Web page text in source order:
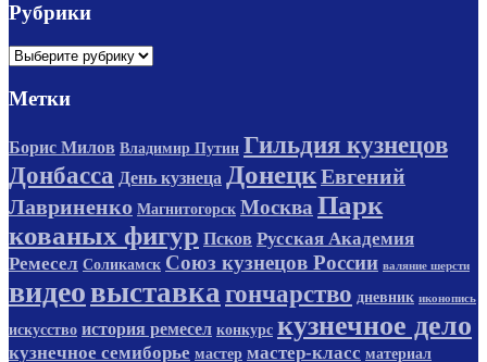
Рубрики
Рубрики
Метки
Борис Милов Владимир Путин Гильдия кузнецов
Донбасса День кузнеца ДонецкЕвгений
Лавриненко Магнитогорск Москва Парк
кованых фигур Псков Русская Академия
Ремесел Соликамск Союз кузнецов России валяние шерсти
видеовыставка гончарство дневник иконопись
искусство история ремесел конкурс кузнечное дело
кузнечное семиборье мастер мастер-класс материал